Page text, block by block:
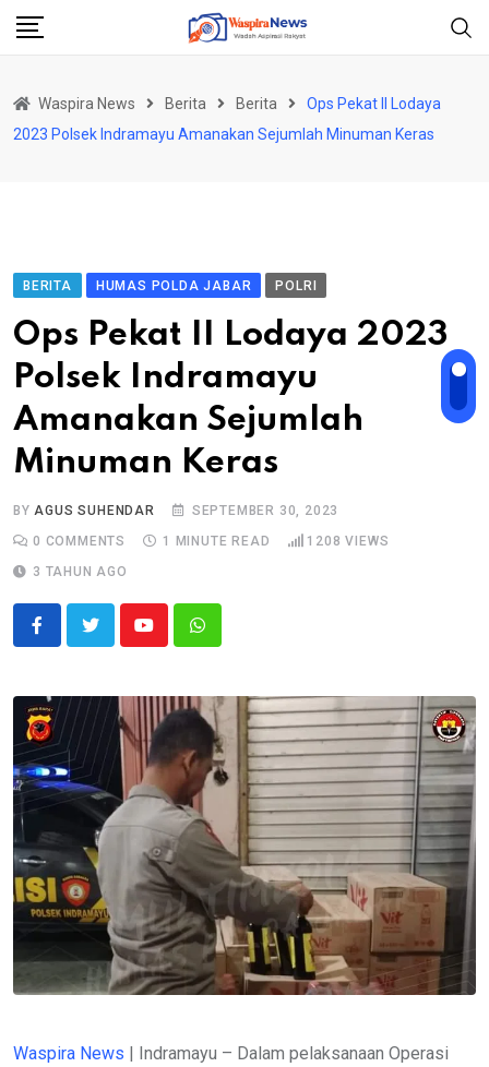
Skip
Waspira News Berita Berita
Ops Pekat II Lodaya
2023 Polsek Indramayu Amanakan Sejumlah Minuman Keras
BERITA HUMAS POLDA JABAR POLRI
Ops Pekat II Lodaya 2023
Polsek Indramayu
Amanakan Sejumlah
Minuman Keras
BYAGUS SUHENDAR
SEPTEMBER 30, 2023
0 COMMENTS 1 MINUTE READ 1208 VIEWS
3 TAHUN AGO
YoutubeWhatsapp
Waspira News | Indramayu – Dalam pelaksanaan Operasi